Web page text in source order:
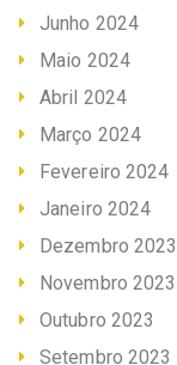
Junho 2024
Maio 2024
Abril 2024
Março 2024
Fevereiro 2024
Janeiro 2024
Dezembro 2023
Novembro 2023
Outubro 2023
Setembro 2023